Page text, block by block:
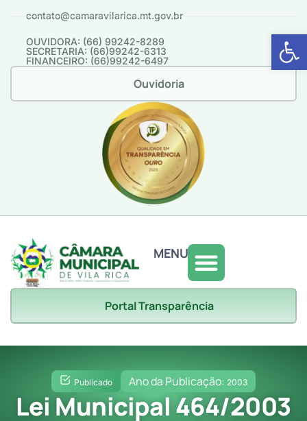
Abrir
contato@camaravilarica.mt.gov.br
OUVIDORA: (66) 99242-8289
SECRETARIA: (66)99242-6313
FINANCEIRO: (66)99242-6497
Ouvidoria
MENU
Portal Transparência
Publicado Ano da Publicação: 2003
Lei Municipal 464/2003